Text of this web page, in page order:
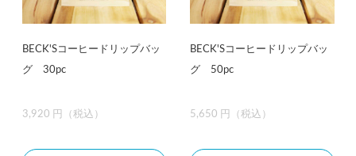
BECK'Sコーヒードリップバッ
グ 30pc
3,920 円（税込）
BECK'Sコーヒードリップバッ
グ 50pc
5,650 円（税込）